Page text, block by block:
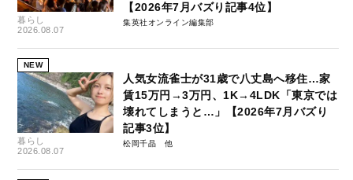
暮らし
2026.08.07
【2026年7月バズり記事4位】
集英社オンライン編集部
NEW
暮らし
2026.08.07
人気女流雀士が31歳で八丈島へ移住…家
賃15万円→3万円、1K→4LDK「東京では
壊れてしまうと…」【2026年7月バズり
記事3位】
松岡千晶